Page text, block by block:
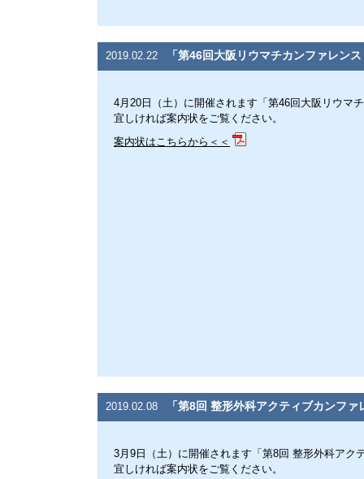
2019.02.22 「第46回大阪リウマチカンファレン
4月20日（土）に開催されます「第46回大阪リウマ
宜しければ案内状をご覧ください。
案内状はこちらから＜＜
2019.02.08 「第8回 整形外科アクティブカンフ
3月9日（土）に開催されます「第8回 整形外科アク
宜しければ案内状をご覧ください。